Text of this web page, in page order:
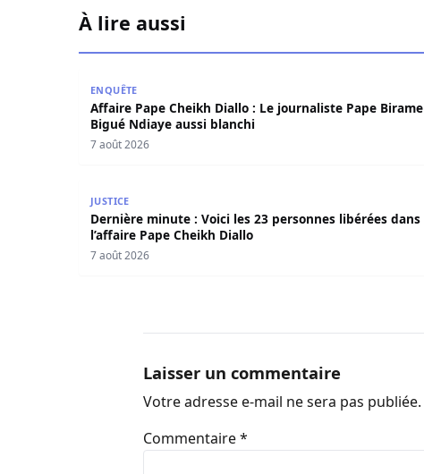
À lire aussi
ENQUÊTE
Affaire Pape Cheikh Diallo : Le journaliste Pape Birame
Bigué Ndiaye aussi blanchi
7 août 2026
JUSTICE
Dernière minute : Voici les 23 personnes libérées dans
l’affaire Pape Cheikh Diallo
7 août 2026
Laisser un commentaire
Votre adresse e-mail ne sera pas publiée.
Commentaire*